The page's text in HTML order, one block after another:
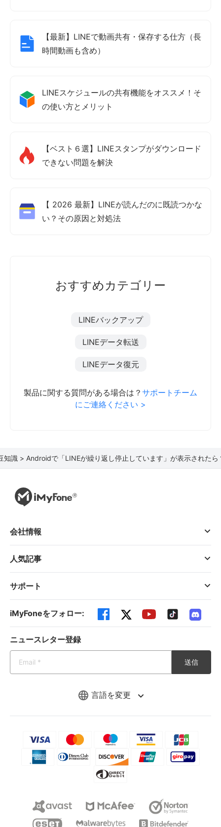
【最新】LINEで動画共有・保存する仕方（長
時間動画も含め）
LINEスケジュールの共有機能をオススメ！そ
の使い方とメリット
【ベスト６選】LINEスタンプがダウンロード
できない問題を解決
【 2026 最新】LINEが読んだのに既読つかな
い？その原因と対処法
おすすめカテゴリー
LINEバックアップ
LINEデータ転送
LINEデータ復元
製品に関する質問がある場合は？ サポートチーム
にご連絡ください >
知識 > Androidで「LINEが繰り返し停止しています」が表示されたら
言語を変更
会社情報
人気記事
サポート
iMyFoneをフォロー:
ニュースレター登録
送信